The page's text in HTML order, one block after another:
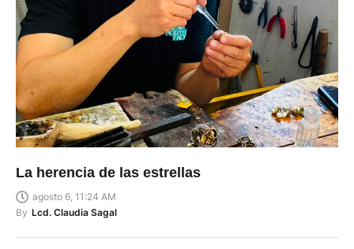
La herencia de las estrellas
agosto 6, 11:24 AM
By Lcd. Claudia Sagal